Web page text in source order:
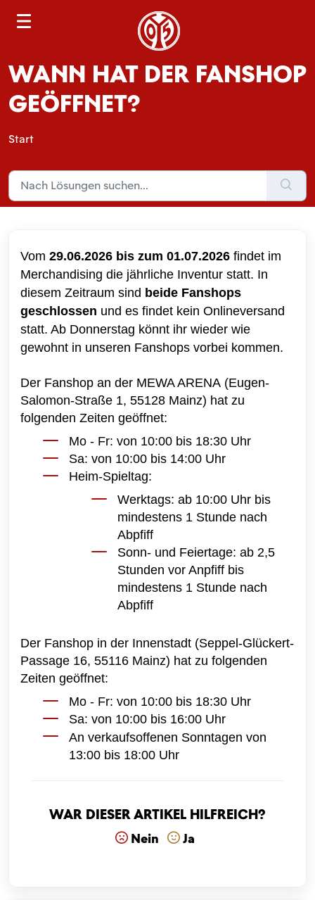
r
WANN HAT DER FANSHOP
GEÖFFNET?
Start
Vom 29.06.2026 bis zum 01.07.2026 findet im
Merchandising die jährliche Inventur statt. In
diesem Zeitraum sind beide Fanshops
geschlossen und es findet kein Onlineversand
statt. Ab Donnerstag könnt ihr wieder wie
gewohnt in unseren Fanshops vorbei kommen.
Der Fanshop an der MEWA ARENA (Eugen-
Salomon-Straße 1, 55128 Mainz) hat zu
folgenden Zeiten geöffnet:
Mo - Fr: von 10:00 bis 18:30 Uhr
Sa: von 10:00 bis 14:00 Uhr
Heim-Spieltag:
Werktags: ab 10:00 Uhr bis
mindestens 1 Stunde nach
Abpfiff
Sonn- und Feiertage: ab 2,5
Stunden vor Anpfiff bis
mindestens 1 Stunde nach
Abpfiff
Der Fanshop in der Innenstadt (Seppel-Glückert-
Passage 16, 55116 Mainz) hat zu folgenden
Zeiten geöffnet:
Mo - Fr: von 10:00 bis 18:30 Uhr
Sa: von 10:00 bis 16:00 Uhr
An verkaufsoffenen Sonntagen von
13:00 bis 18:00 Uhr
War dieser Artikel hilfreich?
Nein Ja